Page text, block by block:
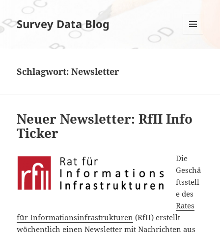
Survey Data Blog
Schlagwort:Newsletter
Neuer Newsletter: RfII Info
Ticker
Die
Geschä
ftsstell
e des
Rates
für Informationsinfrastrukturen (RfII) erstellt
wöchentlich einen Newsletter mit Nachrichten aus